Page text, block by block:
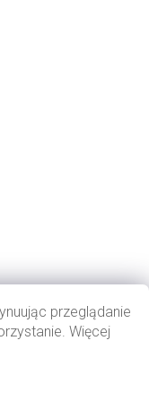
przeglądanie
Więcej